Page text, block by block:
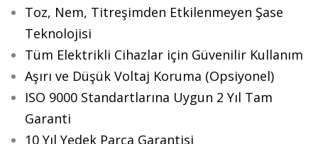
Toz, Nem, Titreşimden Etkilenmeyen Şase
Teknolojisi
Tüm Elektrikli Cihazlar için Güvenilir Kullanım
Aşırı ve Düşük Voltaj Koruma (Opsiyonel)
ISO 9000 Standartlarına Uygun 2 Yıl Tam
Garanti
10 Yıl Yedek Parça Garantisi